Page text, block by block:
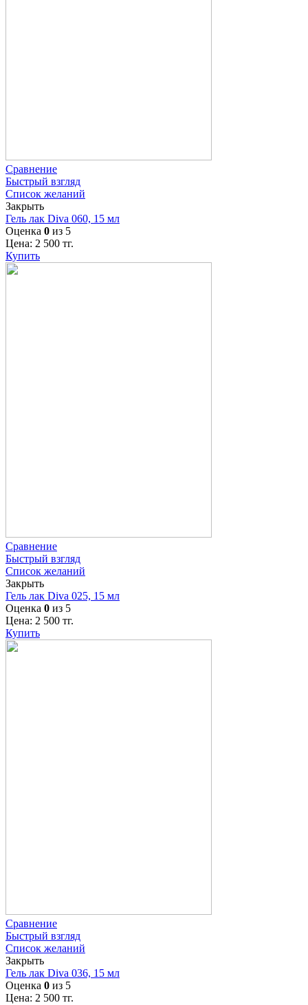
Сравнение
Быстрый взгляд
Список желаний
Закрыть
Гель лак Diva 060, 15 мл
Оценка 0 из 5
Цена: 2 500 тг.
Купить
Сравнение
Быстрый взгляд
Список желаний
Закрыть
Гель лак Diva 025, 15 мл
Оценка 0 из 5
Цена: 2 500 тг.
Купить
Сравнение
Быстрый взгляд
Список желаний
Закрыть
Гель лак Diva 036, 15 мл
Оценка 0 из 5
Цена: 2 500 тг.